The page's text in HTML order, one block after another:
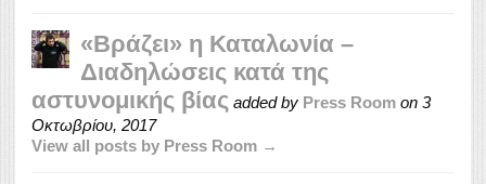
«Βράζει» η Καταλωνία –
Διαδηλώσεις κατά της
αστυνομικής βίας added by Press Room on 3
Οκτωβρίου, 2017
View all posts by Press Room →